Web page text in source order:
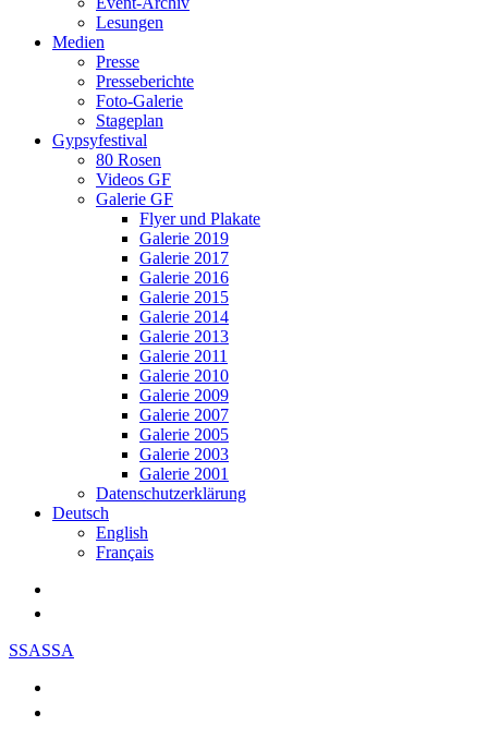
Lesungen
Medien
Presse
Presseberichte
Foto-Galerie
Stageplan
Gypsyfestival
80 Rosen
Videos GF
Galerie GF
Flyer und Plakate
Galerie 2019
Galerie 2017
Galerie 2016
Galerie 2015
Galerie 2014
Galerie 2013
Galerie 2011
Galerie 2010
Galerie 2009
Galerie 2007
Galerie 2005
Galerie 2003
Galerie 2001
Datenschutzerklärung
Deutsch
English
Français
SSASSA